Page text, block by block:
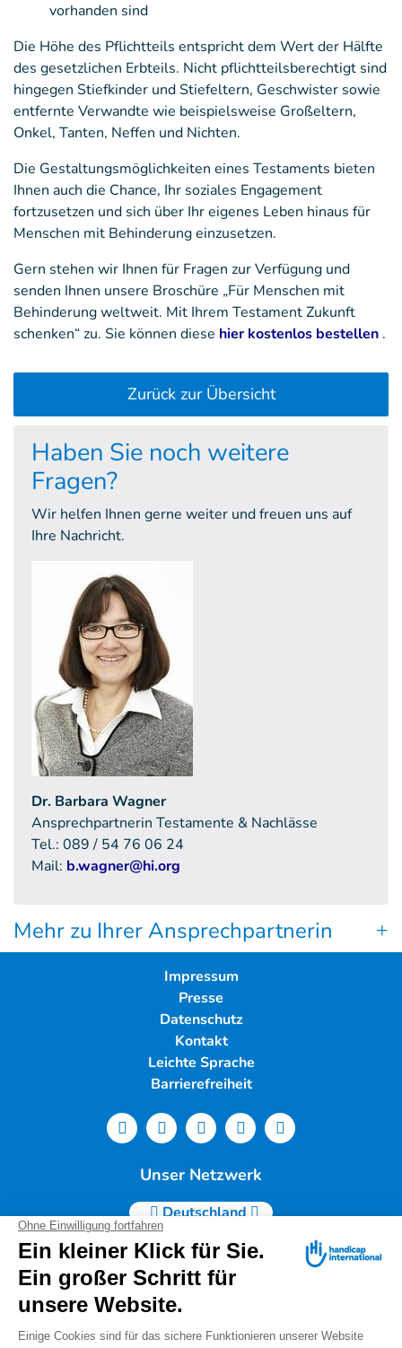
vorhanden sind
Die Höhe des Pflichtteils entspricht dem Wert der Hälfte
des gesetzlichen Erbteils. Nicht pflichtteilsberechtigt sind
hingegen Stiefkinder und Stiefeltern, Geschwister sowie
entfernte Verwandte wie beispielsweise Großeltern,
Onkel, Tanten, Neffen und Nichten.
Die Gestaltungsmöglichkeiten eines Testaments bieten
Ihnen auch die Chance, Ihr soziales Engagement
fortzusetzen und sich über Ihr eigenes Leben hinaus für
Menschen mit Behinderung einzusetzen.
Gern stehen wir Ihnen für Fragen zur Verfügung und
senden Ihnen unsere Broschüre „Für Menschen mit
Behinderung weltweit. Mit Ihrem Testament Zukunft
schenken“ zu. Sie können diese hier kostenlos bestellen .
Zurück zur Übersicht
Haben Sie noch weitere
Fragen?
Wir helfen Ihnen gerne weiter und freuen uns auf
Ihre Nachricht.
Dr. Barbara Wagner
Ansprechpartnerin Testamente & Nachlässe
Tel.: 089 / 54 76 06 24
Mail: b.wagner@hi.org
Mehr zu Ihrer Ansprechpartnerin
Impressum
Presse
Datenschutz
Kontakt
Leichte Sprache
Barrierefreiheit
Unser Netzwerk
Deutschland
Handicap International e.V. | Lindwurmstr. 101 | 80337
München |
Tel.: 089/54 76 06 0 |info@deutschland.hi.org
Steuernummer 143/216/60259